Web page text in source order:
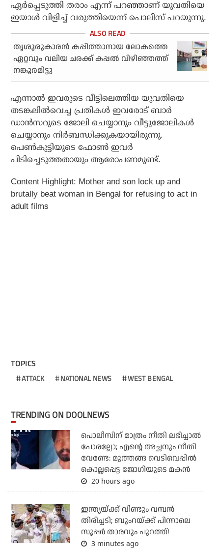
ഏര്പ്പെടുത്തി തരാം എന്ന് പറഞ്ഞാണ് യുവതിയെ
ഇയാള് വിളിച്ച് വരുത്തിയെന്ന് പൊലീസ് പറയുന്നു.
തൃശൂരുകാരന്‍ കപ്പിത്താനായ ലോകത്തെ
ഏറ്റവും വലിയ ചരക്ക് കപ്പല്‍ വിഴിഞ്ഞത്ത്
നങ്കൂരമിട്ടു
എന്നാല് ഇവരുടെ വീട്ടിലെത്തിയ യുവതിയെ
തടങ്കലില്വെച്ച പ്രതികള് ഇവരോട് ബാര്
ഡാന്സറുടെ ജോലി ചെയ്യാനും വീട്ടുജോലികള്
ചെയ്യാനും നിര്ബന്ധിക്കുകയായിരുന്നു.
പെണ്കുട്ടിയുടെ ഫോണ് ഇവര്
പിടിച്ചെടുത്തതായും ആരോപണമുണ്ട്.
Content Highlight: Mother and son lock up and
brutally beat woman in Bengal for refusing to act in
adult films
TOPICS
ATTACK NATIONAL NEWS WEST BENGAL
TRENDING ON DOOLNEWS
പൊലീസിന് മാത്രം നീതി ലഭിച്ചാല്‍
പോരല്ലോ; എന്റെ അച്ഛനും നീതി
വേണ്ടേ: മുത്തങ്ങ വെടിവെപ്പില്‍
കൊല്ലപ്പെട്ട ജോഗിയുടെ മകന്‍
20 hours ago
ഇന്ത്യയ്ക്ക് വീണ്ടും വമ്പന്‍
തിരിച്ചടി; ബുംറയ്ക്ക് പിന്നാലെ
സൂപ്പര്‍ താരവും പുറത്ത്!
3 minutes ago